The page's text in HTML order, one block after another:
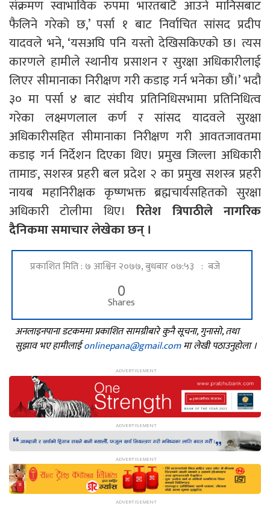
संक्रमण स्वाभाविक रुपमा भारतबाटै आउने मानिसबाट
फैलिने गरेको छ,’ पर्सा १ बाट निर्वाचित सांसद प्रदीप
यादवले भने, ‘यसअघि पनि यस्तो देखिसकिएको छ। त्यस
कारणले हामीले स्थानीय प्रसाशन र सुरक्षा अधिकारीलाई
लिएर सीमानाका निरीक्षण गरी कडाइ गर्न भनेका छौं।’ भदौ
३० मा पर्सा ४ बाट संघीय प्रतिनिधिसभामा प्रतिनिधित्व
गरेका लक्ष्मणलाल कर्ण र सांसद यादवले सुरक्षा
अधिकारीसहित सीमानाका निरीक्षण गरी आवतजावतमा
कडाइ गर्न निर्देशन दिएका थिए। प्रमुख जिल्ला अधिकारी
तामाङ, सशस्त्र प्रहरी बल प्रदेश २ का प्रमुख सशस्त्र प्रहरी
नायब महानिरीक्षक कृष्णभक्त ब्रह्मचार्यसहितको सुरक्षा
अधिकारी टोलीमा थिए। रितेश त्रिपाठीले नागरिक
दैनिकमा समाचार लेखेका छन् ।
प्रकाशित मिति : ७ आश्विन २०७७, बुधबार ०७:५३ : बजे
0
Shares
अनलाइनपाना डटकममा प्रकाशित सामग्रीबारे कुनै सूचना, गुनासो, तथा
सुझाव भए हामीलाईonlinepana@gmail.comमा लेखी पठाउनुहोला ।